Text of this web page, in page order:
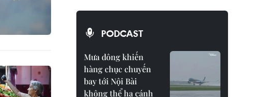
PODCAST
Mưa dông khiến
hàng chục chuyến
bay tới Nội Bài
không thể hạ cánh